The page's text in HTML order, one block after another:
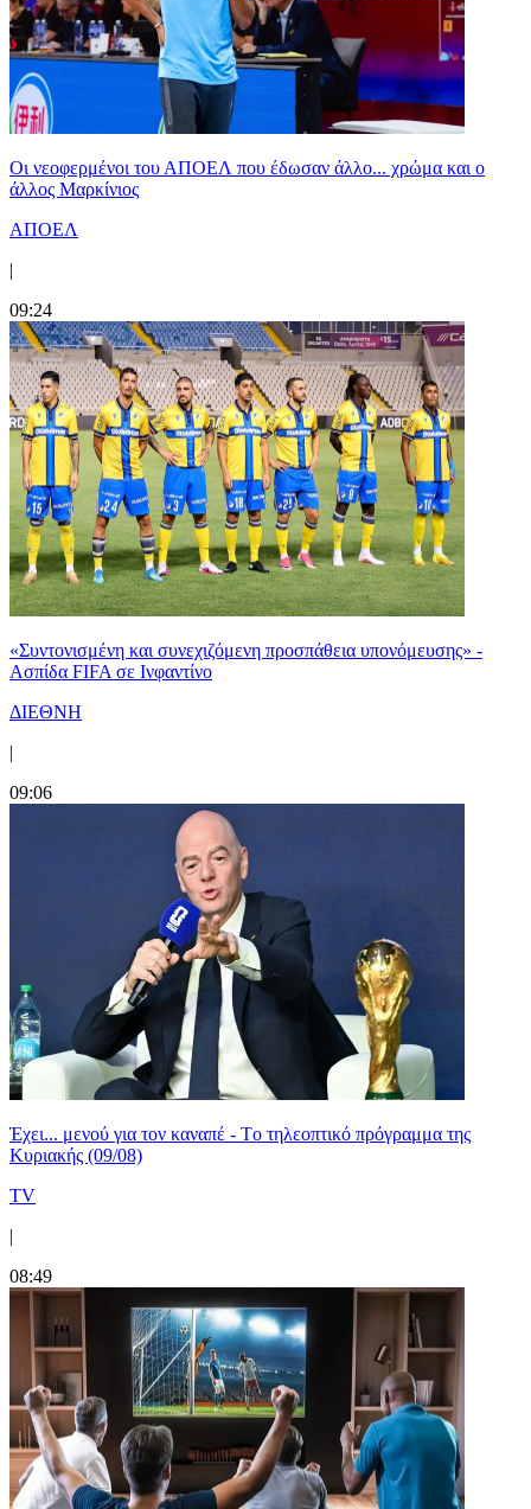
Οι νεοφερμένοι του ΑΠΟΕΛ που έδωσαν άλλο... χρώμα και ο
άλλος Μαρκίνιος
ΑΠΟΕΛ
|
09:24
«Συντονισμένη και συνεχιζόμενη προσπάθεια υπονόμευσης» -
Ασπίδα FIFA σε Ινφαντίνο
ΔΙΕΘΝΗ
|
09:06
Έχει... μενού για τον καναπέ - Tο τηλεοπτικό πρόγραμμα της
Κυριακής (09/08)
TV
|
08:49